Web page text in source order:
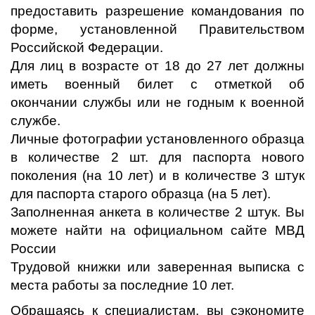
предоставить разрешение командования по
форме, установленной Правительством
Российской Федерации.
Для лиц в возрасте от 18 до 27 лет должны
иметь военный билет с отметкой об
окончании службы или не годным к военной
службе.
Личные фотографии установленного образца
в количестве 2 шт. для паспорта нового
поколения (на 10 лет) и в количестве 3 штук
для паспорта старого образца (на 5 лет).
Заполненная анкета в количестве 2 штук. Вы
можете найти на официальном сайте МВД
России
Трудовой книжки или заверенная выписка с
места работы за последние 10 лет.
Обращаясь к специалистам, вы сэкономите